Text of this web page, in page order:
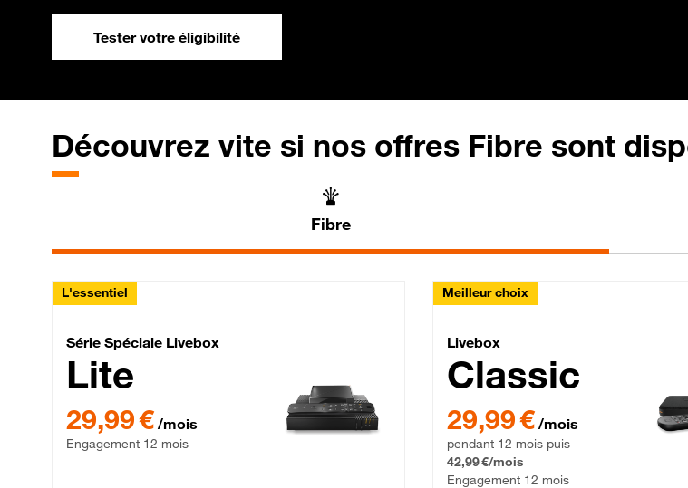
Tester votre éligibilité
Découvrez vite si nos offres Fibre sont
Fibre
L'essentiel
Série Spéciale Livebox Lite Fibre
Série Spéciale Livebox
Lite
29,99 € par mois , Engagement 12 mois
29,99 € /mois
Engagement 12 mois
Meilleur choix
Livebox Classic
Livebox
Classic
29,99 € par mois pendant 12 mois puis
29,99 € /mois
pendant 12 mois puis
42,99 €/mois
Engagement 12 mois